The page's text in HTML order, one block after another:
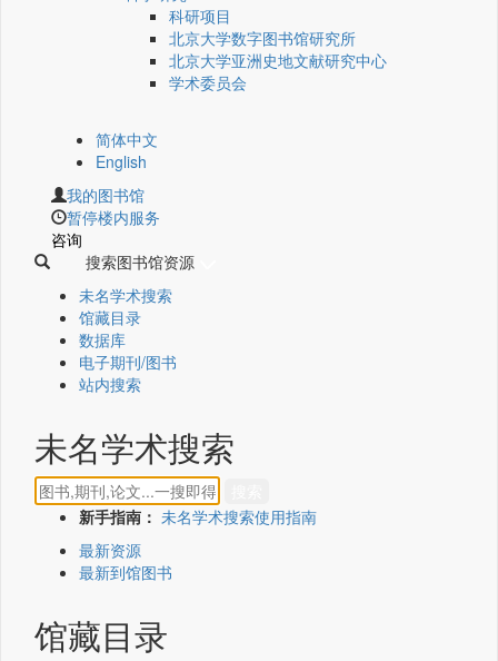
科研项目
北京大学数字图书馆研究所
北京大学亚洲史地文献研究中心
学术委员会
简体中文
English
我的图书馆
暂停楼内服务
咨询
搜索图书馆资源
未名学术搜索
馆藏目录
数据库
电子期刊/图书
站内搜索
未名学术搜索
新手指南： 未名学术搜索使用指南
最新资源
最新到馆图书
馆藏目录